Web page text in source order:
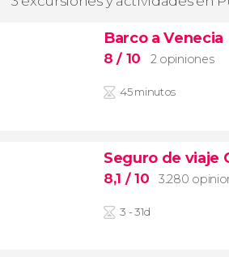
Barco a Venecia
8/ 10 2 opiniones
45 minutos
Seguro de viaje
8,1 / 10 3.280
3 - 31d